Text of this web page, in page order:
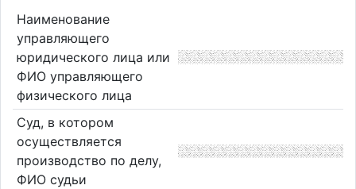
Наименование
управляющего
юридического лица или
ФИО управляющего
физического лица
Суд, в котором
осуществляется
производство по делу,
ФИО судьи